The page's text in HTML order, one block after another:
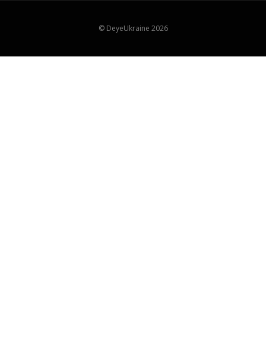
© DeyeUkraine 2026